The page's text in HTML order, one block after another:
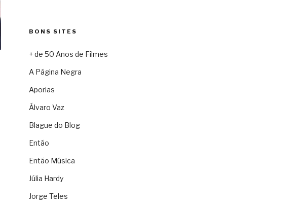
BONS SITES
+ de 50 Anos de Filmes
A Página Negra
Aporias
Álvaro Vaz
Blague do Blog
Então
Então Música
Júlia Hardy
Jorge Teles